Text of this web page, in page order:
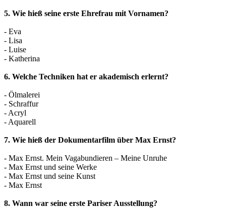
5. Wie hieß seine erste Ehrefrau mit Vornamen?
- Eva
- Lisa
- Luise
- Katherina
6. Welche Techniken hat er akademisch erlernt?
- Ölmalerei
- Schraffur
- Acryl
- Aquarell
7. Wie hieß der Dokumentarfilm über Max Ernst?
- Max Ernst. Mein Vagabundieren – Meine Unruhe
- Max Ernst und seine Werke
- Max Ernst und seine Kunst
- Max Ernst
8. Wann war seine erste Pariser Ausstellung?